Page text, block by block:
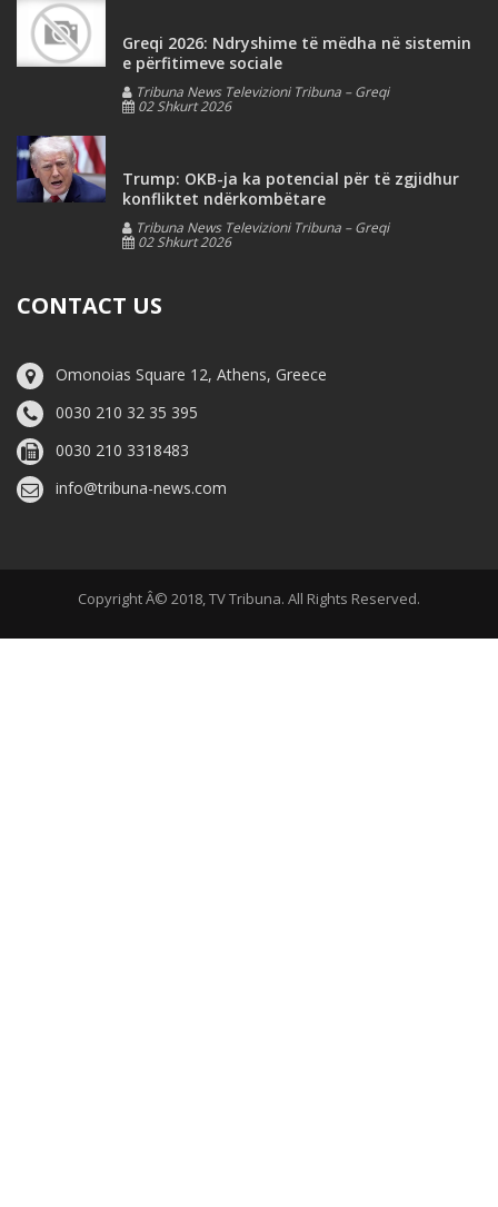
Greqi 2026: Ndryshime të mëdha në sistemin
e përfitimeve sociale
Tribuna News Televizioni Tribuna – Greqi
02 Shkurt 2026
Trump: OKB-ja ka potencial për të zgjidhur
konfliktet ndërkombëtare
Tribuna News Televizioni Tribuna – Greqi
02 Shkurt 2026
CONTACT US
Omonoias Square 12, Athens, Greece
0030 210 32 35 395
0030 210 3318483
info@tribuna-news.com
Copyright Â© 2018, TV Tribuna. All Rights Reserved.